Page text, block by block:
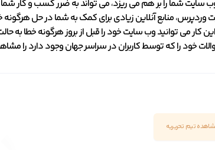
سایت شما را بر هم می ریزد، می تواند به ضرر کسب و کار
وردپرس، منابع آنلاین زیادی برای کمک به شما در حل
کار می توانید وب سایت خود را قبل از بروز هرگونه خطا
خود را که توسط کاربران در سراسر جهان وجود دارد را
تیم تحریریه